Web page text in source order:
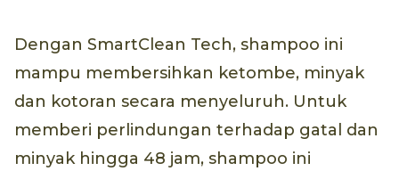
Dengan SmartClean Tech, shampoo ini
mampu membersihkan ketombe, minyak
dan kotoran secara menyeluruh. Untuk
memberi perlindungan terhadap gatal dan
minyak hingga 48 jam, shampoo ini